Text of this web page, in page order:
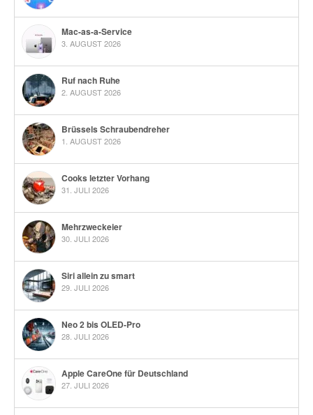
Mac-as-a-Service
3. AUGUST 2026
Ruf nach Ruhe
2. AUGUST 2026
Brüssels Schraubendreher
1. AUGUST 2026
Cooks letzter Vorhang
31. JULI 2026
Mehrzweckeier
30. JULI 2026
Siri allein zu smart
29. JULI 2026
Neo 2 bis OLED-Pro
28. JULI 2026
Apple CareOne für Deutschland
27. JULI 2026